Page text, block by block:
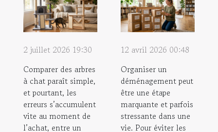
2 juillet 2026 19:30
Comparer des arbres
à chat paraît simple,
et pourtant, les
erreurs s’accumulent
vite au moment de
l’achat, entre un
12 avril 2026 00:48
Organiser un
déménagement peut
être une étape
marquante et parfois
stressante dans une
vie. Pour éviter les